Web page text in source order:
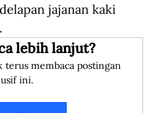
jajanan kaki
lebih lanjut?
membaca postingan
ini.